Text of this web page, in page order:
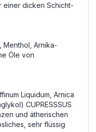
einer dicken Schicht-
Menthol, Arnika-
Öle von
Liquidum, Arnica
CUPRESSSUS
und ätherischen
sehr flüssig